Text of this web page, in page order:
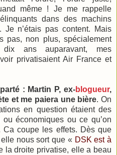
même ! Je me rappelle
dans des machins
n’étais pas content. Mais
pas, non plus, spécialement
dix ans auparavant, mes
privatisaient Air France et
: Martin P, ex-blogueur,
et me paiera une bière. On
en question étaient des
économiques ou ce qu’on
coupe les effets. Dès que
nous sort que « DSK est à
la droite privatise, elle a beau